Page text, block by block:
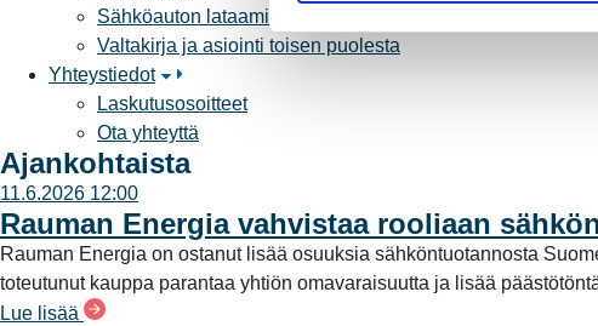
k
s
i
n
t
Sähköauton lataaminen
Valtakirja ja asiointi toisen puolesta
Yhteystiedot
Laskutusosoitteet
Ota yhteyttä
Ajankohtaista
11.6.2026 12:00
Rauman Energia vahvistaa rooliaan
Rauman Energia on ostanut lisää osuuksia sähköntuotannosta
toteutunut kauppa parantaa yhtiön omavaraisuutta ja lisää
Lue lisää